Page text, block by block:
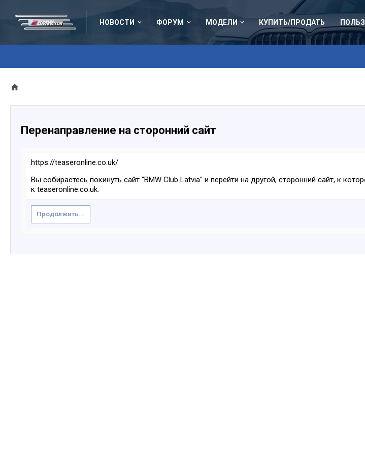
НОВОСТИ ФОРУМ МОДЕЛИ КУПИТЬ/ПРОДАТЬ
Перенаправление на сторонний сайт
https://teaseronline.co.uk/
Вы собираетесь покинуть сайт "BMW Club Latvia" и перейти на другой, сторонний сайт, к
к teaseronline.co.uk.
Продолжить...